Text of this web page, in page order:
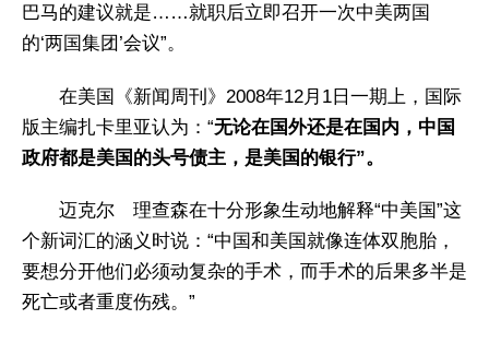
巴马的建议就是……就职后立即召开一次中美两国
的‘两国集团’会议”。
在美国《新闻周刊》2008年12月1日一期上，国际
版主编扎卡里亚认为：“无论在国外还是在国内，中国
政府都是美国的头号债主，是美国的银行”。
迈克尔 理查森在十分形象生动地解释“中美国”这
个新词汇的涵义时说：“中国和美国就像连体双胞胎，
要想分开他们必须动复杂的手术，而手术的后果多半是
死亡或者重度伤残。”